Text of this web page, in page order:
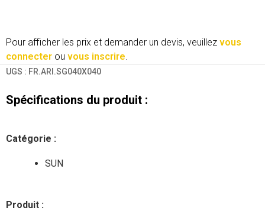
Pour afficher les prix et demander un devis, veuillez vous
connecter ou vous inscrire
UGS : FR.ARI.SG040X040
Spécifications du produit :
Catégorie :
SUN
Produit :